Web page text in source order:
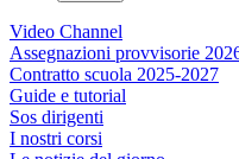
Video Channel
Assegnazioni provvisorie
Contratto scuola 2025-2027
Guide e tutorial
Sos dirigenti
I nostri corsi